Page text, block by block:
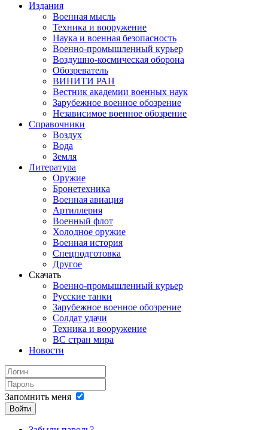
Издания
Военная мысль
Техника и вооружение
Наука и военная безопасность
Военно-промышленный курьер
Воздушно-космическая оборона
Обозреватель
ВИНИТИ РАН
Вестник академии военных наук
Зарубежное военное обозрение
Независимое военное обозрение
Справочники
Воздух
Вода
Земля
Литература
Оружие
Бронетехника
Военная авиация
Артиллерия
Военный флот
Холодное оружие
Военная история
Спецподготовка
Другое
Скачать
Военно-промышленный курьер
Русские танки
Зарубежное военное обозрение
Солдат удачи
Техника и вооружение
ВС стран мира
Новости
Запомнить меня
Войти